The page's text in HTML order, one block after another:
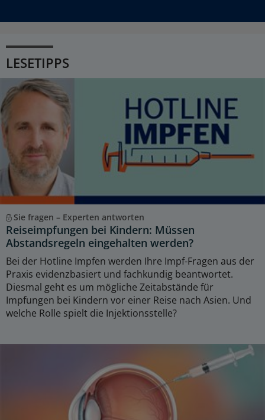
LESETIPPS
Sie fragen – Experten antworten
Reiseimpfungen bei Kindern: Müssen
Abstandsregeln eingehalten werden?
Bei der Hotline Impfen werden Ihre Impf-Fragen aus der
Praxis evidenzbasiert und fachkundig beantwortet.
Diesmal geht es um mögliche Zeitabstände für
Impfungen bei Kindern vor einer Reise nach Asien. Und
welche Rolle spielt die Injektionsstelle?